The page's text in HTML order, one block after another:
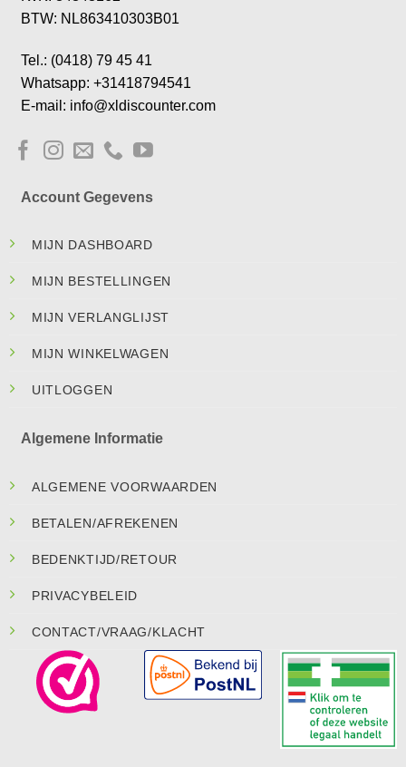
BTW: NL863410303B01
Tel.: (0418) 79 45 41
Whatsapp: +31418794541
E-mail: info@xldiscounter.com
Account Gegevens
MIJN DASHBOARD
MIJN BESTELLINGEN
MIJN VERLANGLIJST
MIJN WINKELWAGEN
UITLOGGEN
Algemene Informatie
ALGEMENE VOORWAARDEN
BETALEN/AFREKENEN
BEDENKTIJD/RETOUR
PRIVACYBELEID
CONTACT/VRAAG/KLACHT